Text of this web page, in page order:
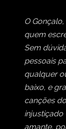
O
quem
Sem
pessoais
qualquer
baixo, e
canções
injustiçado
amante,